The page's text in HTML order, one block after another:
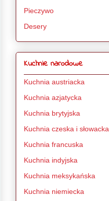
Pieczywo
Desery
Kuchnie narodowe
Kuchnia austriacka
Kuchnia azjatycka
Kuchnia brytyjska
Kuchnia czeska i słowacka
Kuchnia francuska
Kuchnia indyjska
Kuchnia meksykańska
Kuchnia niemiecka